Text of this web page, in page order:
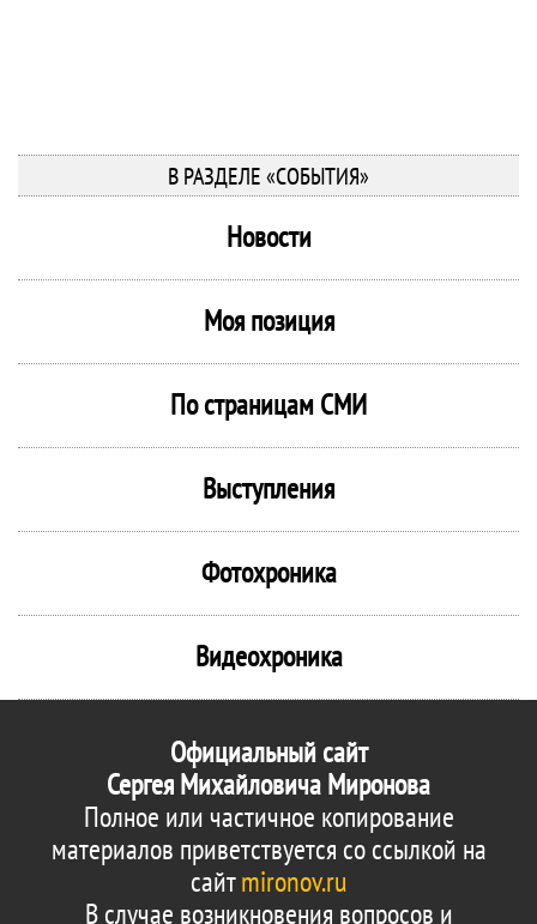
В РАЗДЕЛЕ «СОБЫТИЯ»
Новости
Моя позиция
По страницам СМИ
Выступления
Фотохроника
Видеохроника
Официальный сайт
Сергея Михайловича Миронова
Полное или частичное копирование
материалов приветствуется со ссылкой на
сайтmironov.ru
В случае возникновения вопросов и